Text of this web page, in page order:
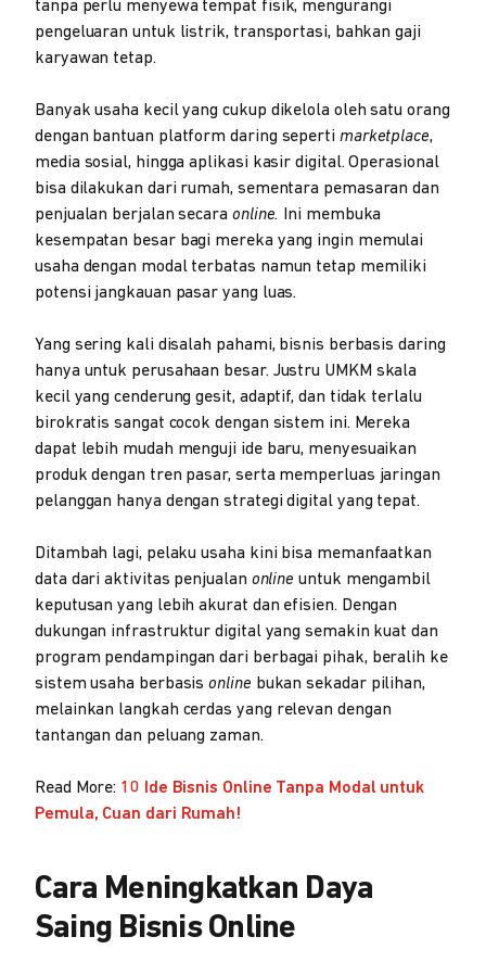
tanpa perlu menyewa tempat fisik, mengurangi
pengeluaran untuk listrik, transportasi, bahkan gaji
karyawan tetap.
Banyak usaha kecil yang cukup dikelola oleh satu orang
dengan bantuan platform daring seperti marketplace,
media sosial, hingga aplikasi kasir digital. Operasional
bisa dilakukan dari rumah, sementara pemasaran dan
penjualan berjalan secara online.
Ini membuka
kesempatan besar bagi mereka yang ingin memulai
usaha dengan modal terbatas namun tetap memiliki
potensi jangkauan pasar yang luas.
Yang sering kali disalah pahami, bisnis berbasis daring
hanya untuk perusahaan besar. Justru UMKM skala
kecil yang cenderung gesit, adaptif, dan tidak terlalu
birokratis sangat cocok dengan sistem ini. Mereka
dapat lebih mudah menguji ide baru, menyesuaikan
produk dengan tren pasar, serta memperluas jaringan
pelanggan hanya dengan strategi digital yang tepat.
Ditambah lagi, pelaku usaha kini bisa memanfaatkan
data dari aktivitas penjualan onlineuntuk mengambil
keputusan yang lebih akurat dan efisien. Dengan
dukungan infrastruktur digital yang semakin kuat dan
program pendampingan dari berbagai pihak, beralih ke
sistem usaha berbasis online bukan sekadar pilihan,
melainkan langkah cerdas yang relevan dengan
tantangan dan peluang zaman.
Read More: 10 Ide Bisnis Online Tanpa Modal untuk
Pemula, Cuan dari Rumah!
Cara Meningkatkan Daya
Saing Bisnis Online